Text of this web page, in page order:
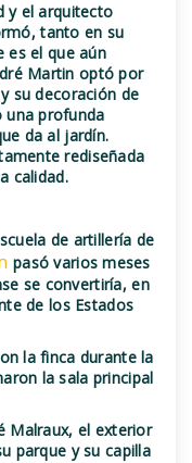
y el arquitecto
tanto en su
es el que aún
Martin optó por
su decoración de
una profunda
da al jardín.
rediseñada
calidad.
de artillería de
pasó varios meses
se convertiría, en
de los Estados
la finca durante la
la sala principal
Malraux, el exterior
parque y su capilla